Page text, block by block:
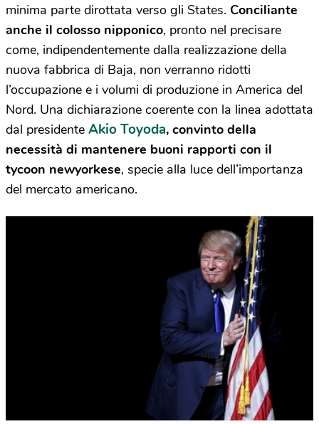
minima parte dirottata verso gli States. Conciliante
anche il colosso nipponico, pronto nel precisare
come, indipendentemente dalla realizzazione della
nuova fabbrica di Baja, non verranno ridotti
l’occupazione e i volumi di produzione in America del
Nord. Una dichiarazione coerente con la linea adottata
dal presidente Akio Toyoda, convinto della
necessità di mantenere buoni rapporti con il
tycoon newyorkese, specie alla luce dell’importanza
del mercato americano.